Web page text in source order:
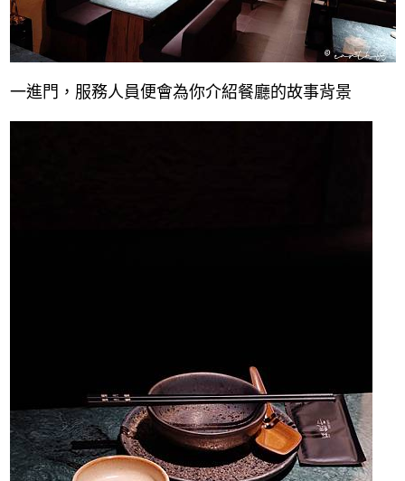
一進門，服務人員便會為你介紹餐廳的故事背景